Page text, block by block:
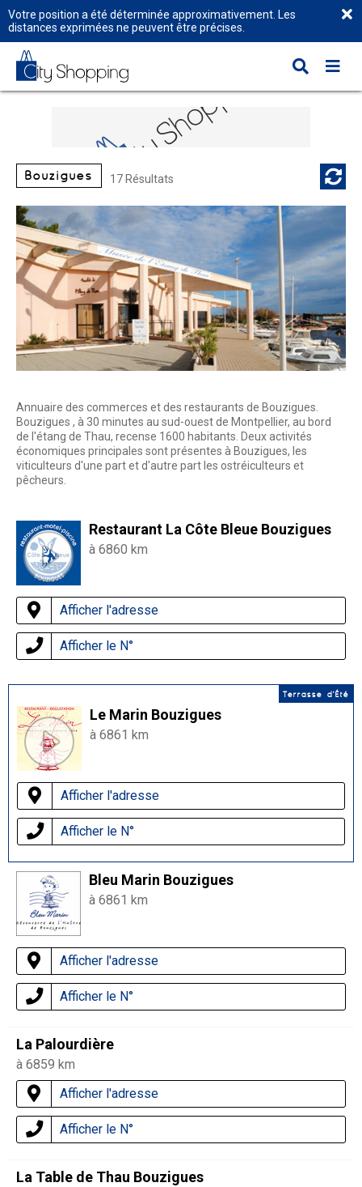
Votre position a été déterminée approximativement. Les
distances exprimées ne peuvent être précises.
Bouzigues 17 Résultats
Annuaire des commerces et des restaurants de Bouzigues.
Bouzigues , à 30 minutes au sud-ouest de Montpellier, au bord
de l'étang de Thau, recense 1600 habitants. Deux activités
économiques principales sont présentes à Bouzigues, les
viticulteurs d'une part et d'autre part les ostréiculteurs et
pêcheurs.
Restaurant La Côte Bleue Bouzigues
à 6860 km
Afficher l'adresse
Afficher le N°
Terrasse d'Été
Le Marin Bouzigues
à 6861 km
Afficher l'adresse
Afficher le N°
Bleu Marin Bouzigues
à 6861 km
Afficher l'adresse
Afficher le N°
La Palourdière
à 6859 km
Afficher l'adresse
Afficher le N°
La Table de Thau Bouzigues